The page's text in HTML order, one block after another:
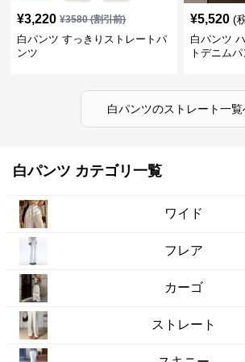
¥3,220 ¥3580(割引前)
白パンツ すっきりストレートパ
ンツ
¥5,520 (
白パンツ
トデニム
白パンツのストレート一覧
白パンツ カテゴリ一覧
ワイド
フレア
カーゴ
ストレート